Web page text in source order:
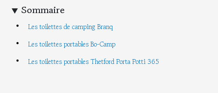
Sommaire
Les toilettes de camping Branq
Les toilettes portables Bo-Camp
Les toilettes portables Thetford Porta Potti 365